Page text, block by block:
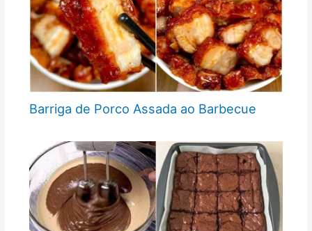
Barriga de Porco Assada ao Barbecue